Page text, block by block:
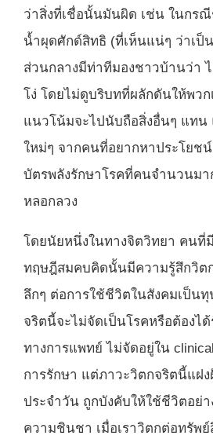
ว่าสิ่งที่เชื่อนั้นมันผิด เช่น ในกร
น้ำผุดศักด์สิทธิ (ที่เห็นแน่ๆ ว่าเป็
ส่วนกลางมีท่าทีมองชาวบ้านว่า
โง่ โดยไม่ดูบริบทที่ผลักดันให้พว
แนวโน้มจะไปนับถือสิ่งอื่นๆ แทน
ใหม่ๆ จากคนที่อยากหาประโยช
บัตรพลังรักษาโรคที่คนจำนวนมา
หลอกลวง
โดยนัยหนึ่งในทางจิตวิทยา คนที่
ทฤษฎีสมคบคิดนั้นมีความรู้สึกวิตก
ลึกๆ ต่อการใช้ชีวิตในสังคมเป็น
จริตนี้จะไม่จัดเป็นโรคหรือต้องไ
ทางการแพทย์ ไม่จัดอยู่ใน
การรักษา แต่ภาวะวิตกจริตนี้แฝ
ประจำวัน ถูกบังคับให้ใช้ชีวิตอย่า
ความชินชา เมื่อเราวิตกต่อทรั